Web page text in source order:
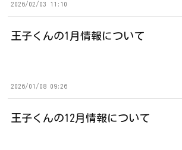
2026/02/03 11:10
王子くんの1月情報について
2026/01/08 09:26
王子くんの12月情報について